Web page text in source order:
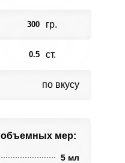
300 гр.
0.5 ст.
по вкусу
объемных мер:
5 мл